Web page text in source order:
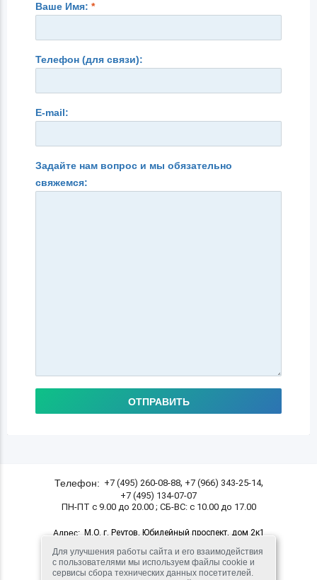
Ваше Имя: *
Телефон (для связи):
E-mail:
Задайте нам вопрос и мы обязательно
свяжемся:
ОТПРАВИТЬ
Телефон: +7 (495) 260-08-88, +7 (966) 343-25-14,
+7 (495) 134-07-07
ПН-ПТ с 9.00 до 20.00 ; СБ-ВС: с 10.00 до 17.00
Адрес:
М.О. г. Реутов, Юбилейный проспект, дом 2к1
Для улучшения работы сайта и его взаимодействия
с пользователями мы используем файлы cookie и
сервисы сбора технических данных посетителей.